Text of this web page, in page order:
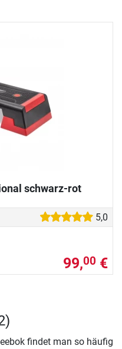
schwarz-rot
5,0
99,00 €
findet man so häufig